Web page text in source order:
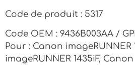
Code de produit : 5317
Code OEM : 9436B003AA /
Pour : Canon imageRUNNER
imageRUNNER 1435iF,